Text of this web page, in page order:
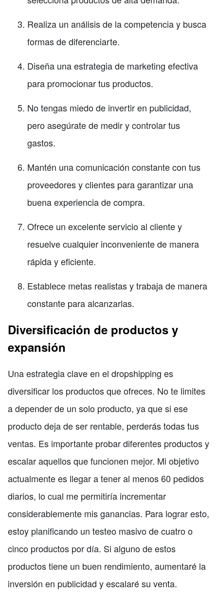
Realiza un análisis de la competencia y busca
formas de diferenciarte.
Diseña una estrategia de marketing efectiva
para promocionar tus productos.
No tengas miedo de invertir en publicidad,
pero asegúrate de medir y controlar tus
gastos.
Mantén una comunicación constante con tus
proveedores y clientes para garantizar una
buena experiencia de compra.
Ofrece un excelente servicio al cliente y
resuelve cualquier inconveniente de manera
rápida y eficiente.
Establece metas realistas y trabaja de manera
constante para alcanzarlas.
Diversificación de productos y
expansión
Una estrategia clave en el dropshipping es
diversificar los productos que ofreces. No te limites
a depender de un solo producto, ya que si ese
producto deja de ser rentable, perderás todas tus
ventas. Es importante probar diferentes productos y
escalar aquellos que funcionen mejor. Mi objetivo
actualmente es llegar a tener al menos 60 pedidos
diarios, lo cual me permitiría incrementar
considerablemente mis ganancias. Para lograr esto,
estoy planificando un testeo masivo de cuatro o
cinco productos por día. Si alguno de estos
productos tiene un buen rendimiento, aumentaré la
inversión en publicidad y escalaré su venta.